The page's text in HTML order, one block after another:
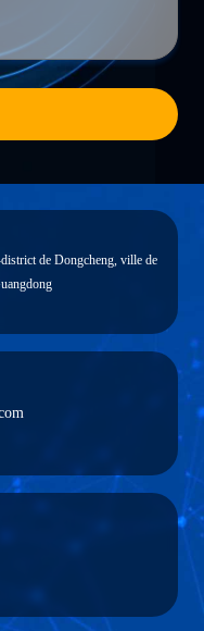
de Dongcheng, ville de